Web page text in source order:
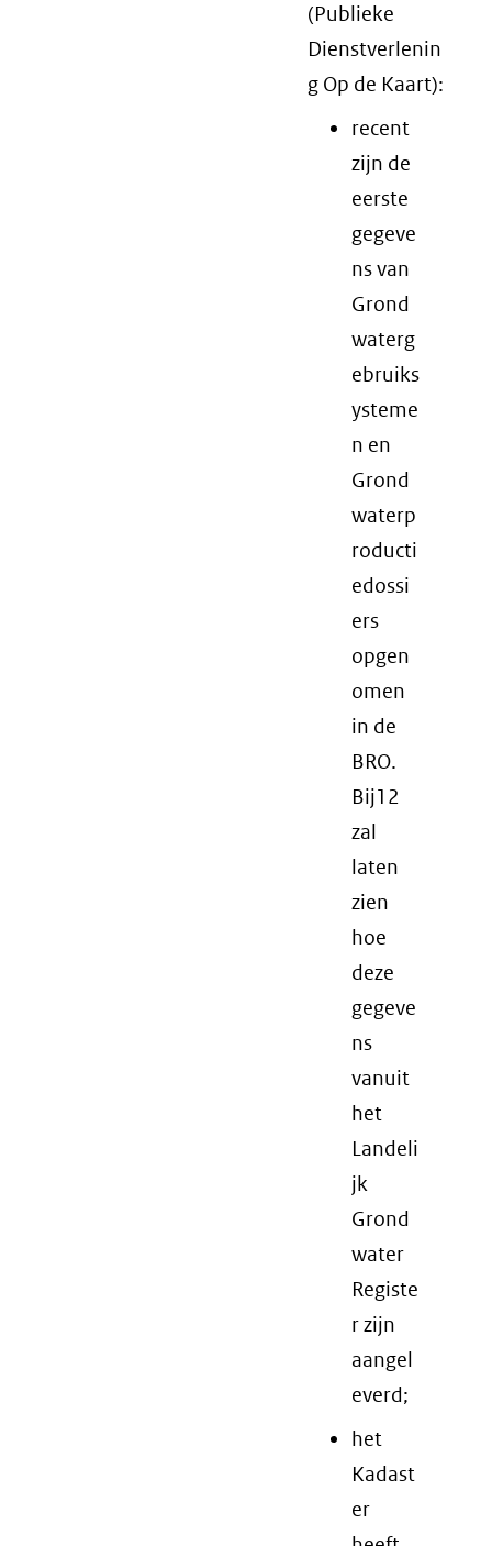
(Publieke
Dienstverlenin
g Op de Kaart):
recent
zijn de
eerste
gegeve
ns van
Grond
waterg
ebruiks
ysteme
n en
Grond
waterp
roducti
edossi
ers
opgen
omen
in de
BRO.
Bij12
zal
laten
zien
hoe
deze
gegeve
ns
vanuit
het
Landeli
jk
Grond
water
Registe
r zijn
aangel
everd;
het
Kadast
er